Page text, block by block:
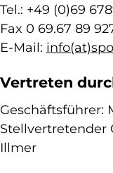
Tel.: +49 (0)69
Fax 0 69.67 89
E-Mail:
Vertreten
Geschäftsführer:
Stellvertretender
Illmer